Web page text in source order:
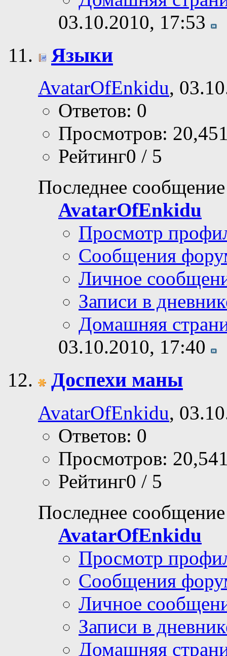
03.10.2010, 17:53
Языки
AvatarOfEnkidu,
Ответов: 0
Просмотров:
Рейтинг0 / 5
Последнее
AvatarOfEnkidu
Просмотр
Сообщения
Личное
Записи в
Домашняя
03.10.2010, 17:40
Доспехи маны
AvatarOfEnkidu,
Ответов: 0
Просмотров:
Рейтинг0 / 5
Последнее
AvatarOfEnkidu
Просмотр
Сообщения
Личное
Записи в
Домашняя